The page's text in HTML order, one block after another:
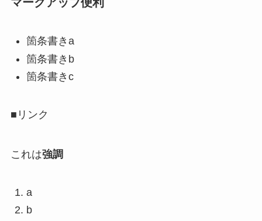
箇条書きa
箇条書きb
箇条書きc
■リンク
これは強調
a
b